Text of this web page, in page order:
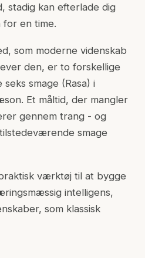
stadig kan efterlade dig
en time.
som moderne videnskab
den, er to forskellige
smage (Rasa) i
Et måltid, der mangler
gennem trang - og
smage
værktøj til at bygge
intelligens,
som klassisk